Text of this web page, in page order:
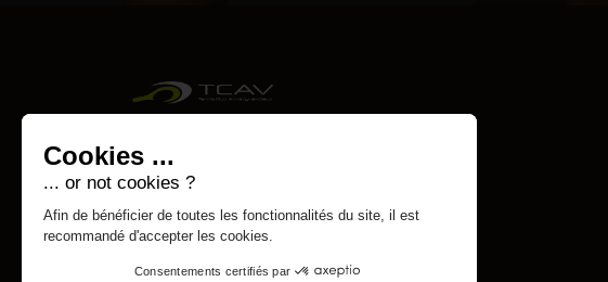
Cookies ...
... or not cookies ?
Afin de bénéficier de toutes les fonctionnalités du site, il est
recommandé d'accepter les cookies.
Consentements certifiés par